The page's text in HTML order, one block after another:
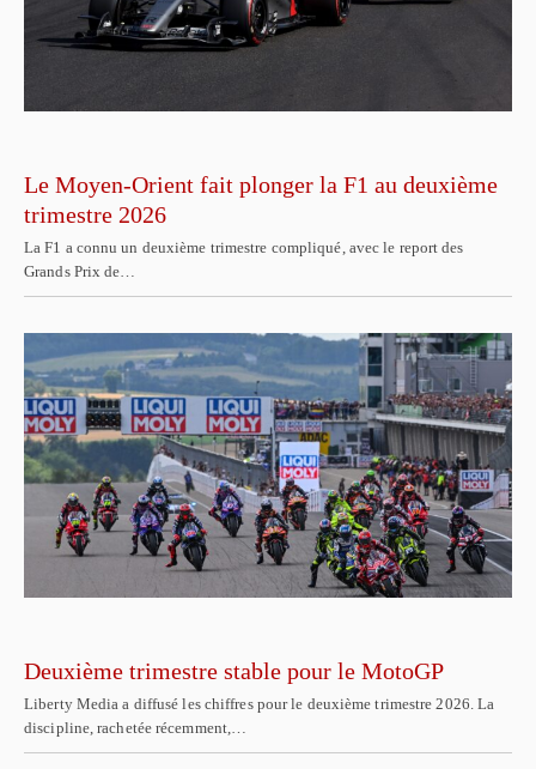
Le Moyen-Orient fait plonger la F1 au deuxième
trimestre 2026
La F1 a connu un deuxième trimestre compliqué, avec le report des
Grands Prix de…
Deuxième trimestre stable pour le MotoGP
Liberty Media a diffusé les chiffres pour le deuxième trimestre 2026. La
discipline, rachetée récemment,…